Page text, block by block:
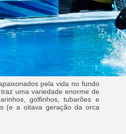
pela vida no fundo
uma variedade enorme de
golfinhos, tubarões e
(e a oitava geração da orca